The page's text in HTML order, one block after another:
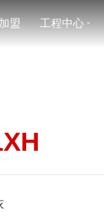
盟 工程中心 ˇ